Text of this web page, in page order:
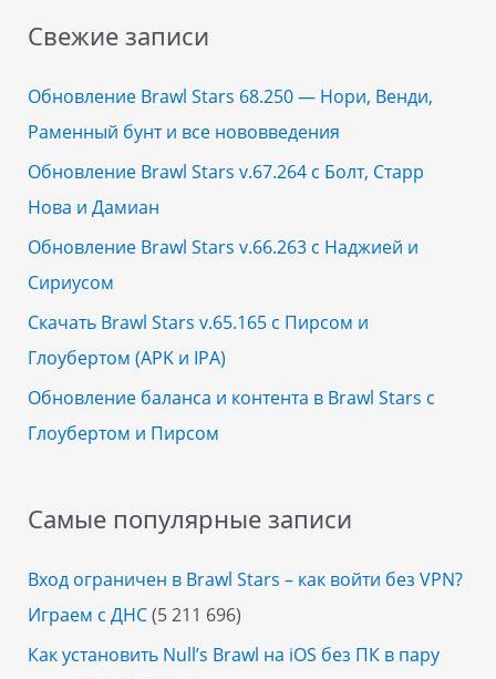
r
h
f
o
r
:
Свежие записи
Обновление Brawl Stars 68.250 — Нори, Венди,
Раменный бунт и все нововведения
Обновление Brawl Stars v.67.264 с Болт, Старр
Нова и Дамиан
Обновление Brawl Stars v.66.263 с Наджией и
Сириусом
Скачать Brawl Stars v.65.165 с Пирсом и
Глоубертом (APK и IPA)
Обновление баланса и контента в Brawl Stars с
Глоубертом и Пирсом
Самые популярные записи
Вход ограничен в Brawl Stars – как войти без VPN?
Играем с ДНС(5 211 696)
Как установить Null’s Brawl на iOS без ПК в пару